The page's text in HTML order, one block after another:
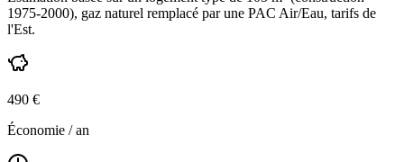
1975-2000), gaz naturel remplacé par une PAC Air/Eau, tarifs de
l'Est.
490 €
Économie / an